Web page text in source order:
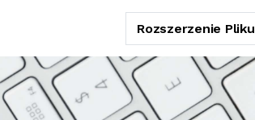
Rozszerzenie Pliku